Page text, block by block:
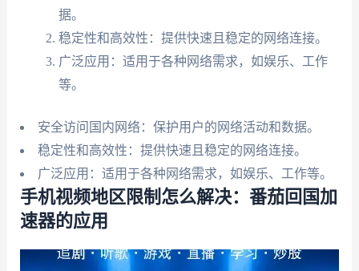
据。
稳定性和高效性：提供快速且稳定的网络连接。
广泛应用：适用于各种网络需求，如娱乐、工作
等。
安全访问国内网络：保护用户的网络活动和数据。
稳定性和高效性：提供快速且稳定的网络连接。
广泛应用：适用于各种网络需求，如娱乐、工作等。
手机视频地区限制怎么解决：番茄回国加
速器的应用